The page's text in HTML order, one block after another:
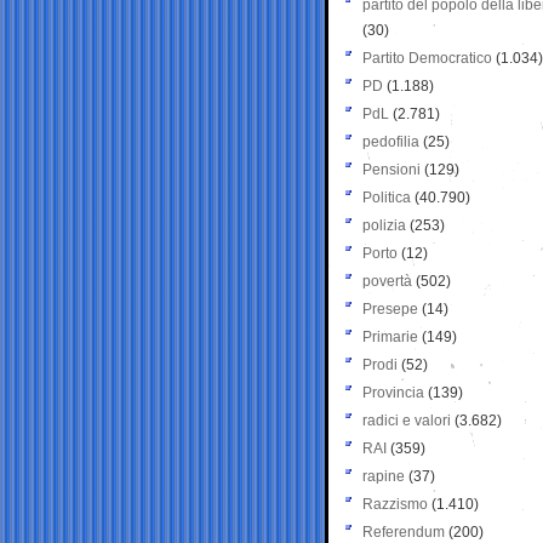
partito del popolo della
(30)
Partito Democratico (1.034)
PD (1.188)
PdL (2.781)
pedofilia (25)
Pensioni (129)
Politica (40.790)
polizia (253)
Porto (12)
povertà (502)
Presepe (14)
Primarie (149)
Prodi (52)
Provincia (139)
radici e valori (3.682)
RAI (359)
rapine (37)
Razzismo (1.410)
Referendum (200)